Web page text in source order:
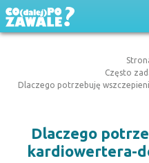
Często
Dlaczego potrzebuję
Dlaczego
kardiowertera-